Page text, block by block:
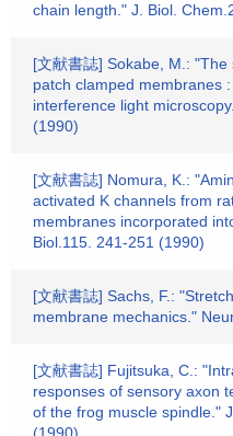
chain length." J. Biol.
[文献書誌] Sokabe, M.:
patch clamped membranes
interference light
(1990)
[文献書誌] Nomura, K.:
activated K channels from
membranes incorporated
Biol.115. 241-251 (1990)
[文献書誌] Sachs, F.:
membrane mechanics."
[文献書誌] Fujitsuka, C.:
responses of sensory axon
of the frog muscle spindle."